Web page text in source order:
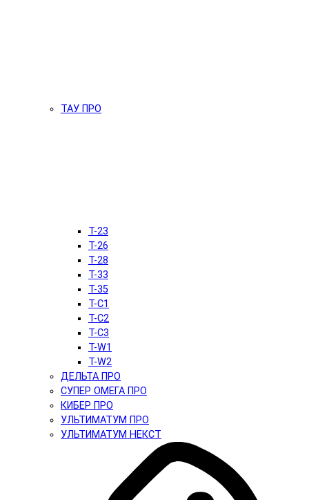
ТАУ ПРО
T-23
T-26
T-28
T-33
T-35
T-C1
T-C2
T-C3
T-W1
T-W2
ДЕЛЬТА ПРО
СУПЕР ОМЕГА ПРО
КИБЕР ПРО
УЛЬТИМАТУМ ПРО
УЛЬТИМАТУМ НЕКСТ